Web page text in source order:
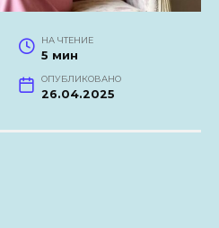
НА ЧТЕНИЕ
5 мин
ОПУБЛИКОВАНО
26.04.2025